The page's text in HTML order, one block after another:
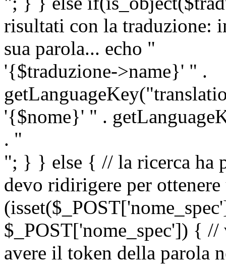
risultati con la traduzione:
sua parola... echo "
'{$traduzione->name}' " .
'{$nome}' " .
. "
"; } } else { // la ricerca ha
devo ridirigere per
$_POST['nome_spec']) {
avere il token della parola